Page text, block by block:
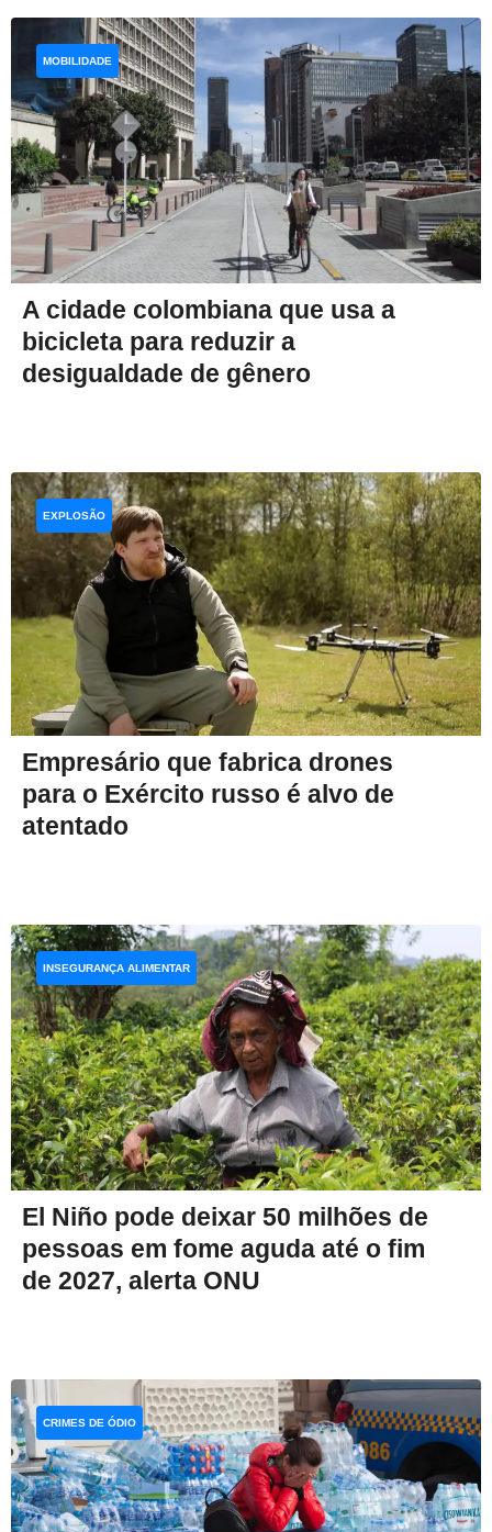
A cidade colombiana que usa a
bicicleta para reduzir a
desigualdade de gênero
MOBILIDADE
Empresário que fabrica drones
para o Exército russo é alvo de
atentado
EXPLOSÃO
El Niño pode deixar 50 milhões de
pessoas em fome aguda até o fim
de 2027, alerta ONU
INSEGURANÇA ALIMENTAR
CRIMES DE ÓDIO